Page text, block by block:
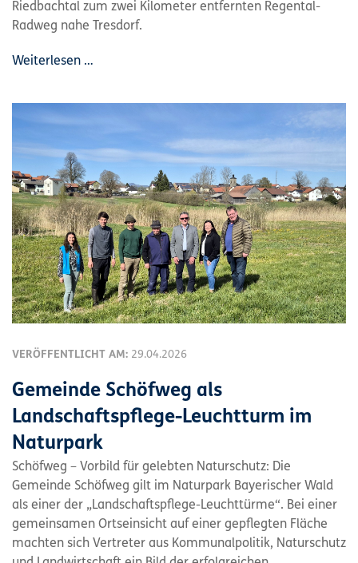
Riedbachtal zum zwei Kilometer entfernten Regental-
Radweg nahe Tresdorf.
Weiterlesen …
VERÖFFENTLICHT AM: 29.04.2026
Gemeinde Schöfweg als
Landschaftspflege-Leuchtturm im
Naturpark
Schöfweg – Vorbild für gelebten Naturschutz: Die
Gemeinde Schöfweg gilt im Naturpark Bayerischer Wald
als einer der „Landschaftspflege-Leuchttürme“. Bei einer
gemeinsamen Ortseinsicht auf einer gepflegten Fläche
machten sich Vertreter aus Kommunalpolitik, Naturschutz